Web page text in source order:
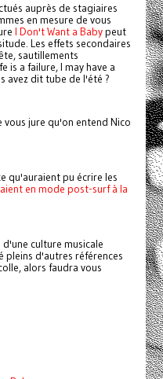
auprès de stagiaires
en mesure de vous
I Don't Want a Babypeut
Les effets secondaires
sautillements
is a failure, I may have a
avez dit tube de l'été ?
vous jure qu'on entend Nico
qu'auraient pu écrire les
en mode post-surf à la
culture musicale
pleins d'autres références
alors faudra vous